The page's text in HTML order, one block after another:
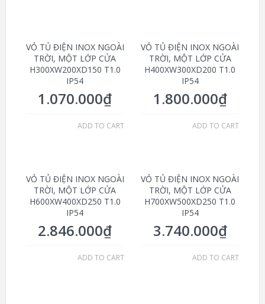
VỎ TỦ ĐIỆN INOX NGOÀI
TRỜI, MỘT LỚP CỬA
H300XW200XD150 T1.0
IP54
1.070.000₫
ADD TO CART
VỎ TỦ ĐIỆN INOX NGOÀI
TRỜI, MỘT LỚP CỬA
H400XW300XD200 T1.0
IP54
1.800.000₫
ADD TO CART
VỎ TỦ ĐIỆN INOX NGOÀI
TRỜI, MỘT LỚP CỬA
H600XW400XD250 T1.0
IP54
2.846.000₫
ADD TO CART
VỎ TỦ ĐIỆN INOX NGOÀI
TRỜI, MỘT LỚP CỬA
H700XW500XD250 T1.0
IP54
3.740.000₫
ADD TO CART